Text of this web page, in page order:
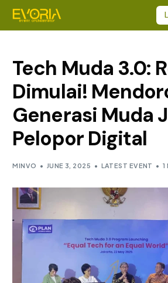
Tech Muda 3.0:
Dimulai!
Generasi Muda
Pelopor Digital
MINVO JUNE 3, 2025 LATEST EVENT 1